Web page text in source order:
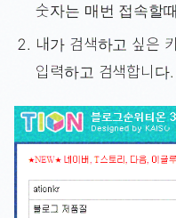
숫자는 매번 접속할
내가 검색하고 싶은
입력하고 검색합니다.